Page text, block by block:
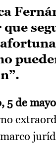
que
5 de